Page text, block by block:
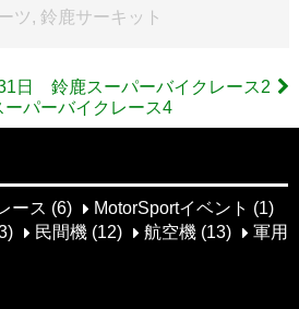
ツ,鈴鹿サーキット
日 鈴鹿スーパーバイクレース2
パーバイクレース4
ース (6) MotorSportイベント (1)
民間機(12) 航空機(13)
軍用